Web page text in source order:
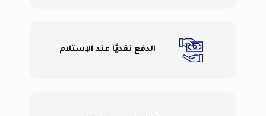
الدفع نقديًا عند الإستلام